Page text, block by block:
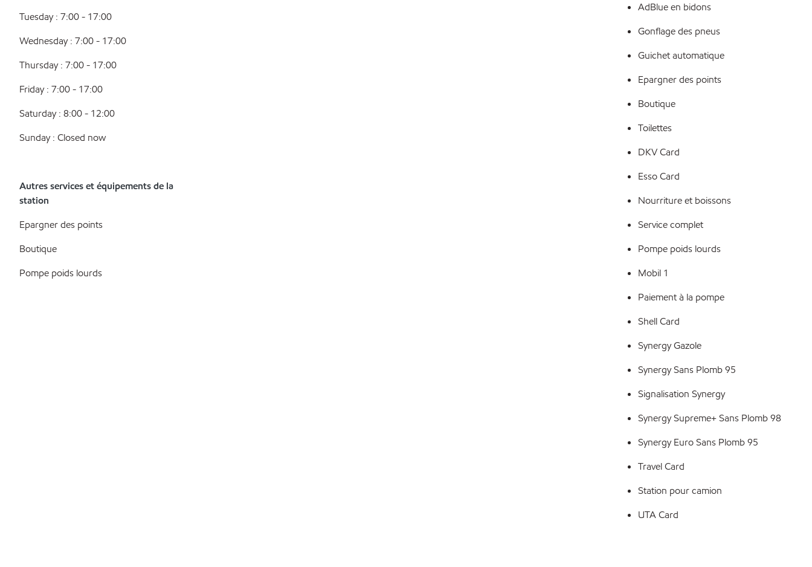
Tuesday : 7:00 - 17:00
Wednesday : 7:00 - 17:00
Thursday : 7:00 - 17:00
Friday : 7:00 - 17:00
Saturday : 8:00 - 12:00
Sunday : Closed now
Autres services et équipements de la
station
Epargner des points
Boutique
Pompe poids lourds
AdBlue en bidons
Gonflage des pneus
Guichet automatique
Epargner des points
Boutique
Toilettes
DKV Card
Esso Card
Nourriture et boissons
Service complet
Pompe poids lourds
Mobil 1
Paiement à la pompe
Shell Card
Synergy Gazole
Synergy Sans Plomb 95
Signalisation Synergy
Synergy Supreme+ Sans Plomb 98
Synergy Euro Sans Plomb 95
Travel Card
Station pour camion
UTA Card